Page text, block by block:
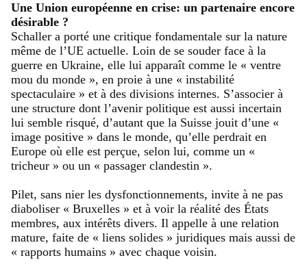
Une Union européenne en crise: un partenaire encore
désirable ?
Schaller a porté une critique fondamentale sur la nature
même de l’UE actuelle. Loin de se souder face à la
guerre en Ukraine, elle lui apparaît comme le « ventre
mou du monde », en proie à une « instabilité
spectaculaire » et à des divisions internes. S’associer à
une structure dont l’avenir politique est aussi incertain
lui semble risqué, d’autant que la Suisse jouit d’une «
image positive » dans le monde, qu’elle perdrait en
Europe où elle est perçue, selon lui, comme un «
tricheur » ou un « passager clandestin ».
Pilet, sans nier les dysfonctionnements, invite à ne pas
diaboliser « Bruxelles » et à voir la réalité des États
membres, aux intérêts divers. Il appelle à une relation
mature, faite de « liens solides » juridiques mais aussi de
« rapports humains » avec chaque voisin.